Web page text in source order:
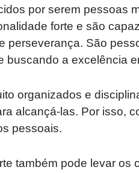
por serem pessoas
forte e são
perseverança. São
buscando a excelência
organizados e
alcançá-las. Por isso,
pessoais.
também pode levar os